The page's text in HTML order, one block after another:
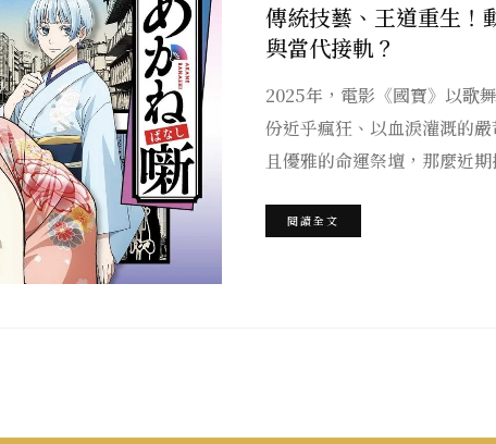
傳統技藝、王道重生！
與當代接軌？
2025年，電影《國寶》以歌
份近乎瘋狂、以血淚灌溉的
且優雅的命運祭壇，那麼近
閱讀全文